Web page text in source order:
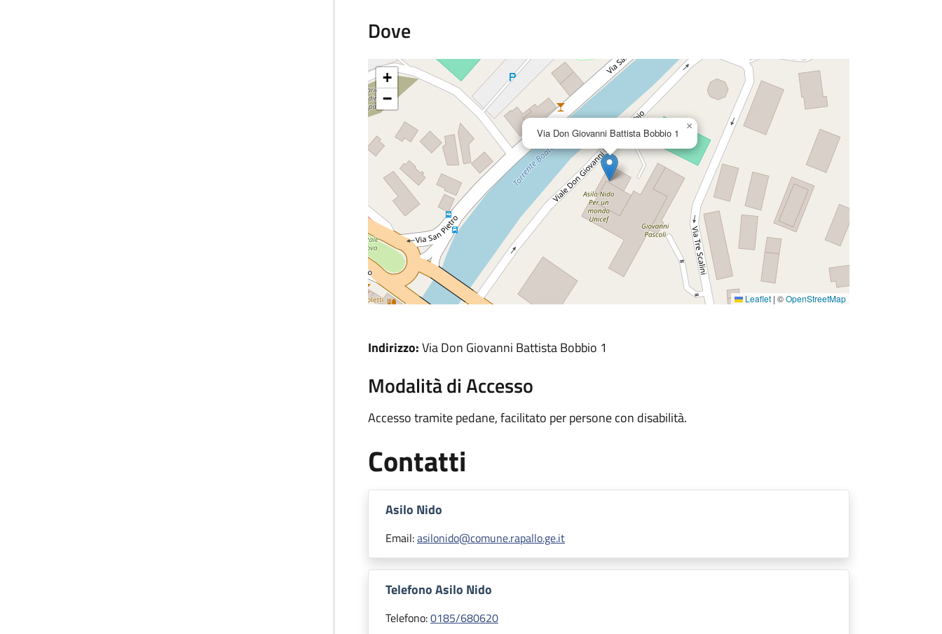
Dove
Via Don Giovanni Battista Bobbio 1
×
+
−
Leaflet | ©OpenStreetMap
Indirizzo:Via Don Giovanni Battista Bobbio 1
Modalità di Accesso
Accesso tramite pedane, facilitato per persone con disabilità.
Contatti
Asilo Nido
Email:asilonido@comune.rapallo.ge.it
Telefono Asilo Nido
Telefono:0185/680620